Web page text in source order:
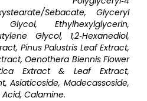
Sebacate, Glyceryl
Ethylhexylglycerin,
Glycol, 1,2‑Hexanediol,
Pinus Palustris Leaf Extract,
Oenothera Biennis Flower
Extract & Leaf Extract,
Asiaticoside, Madecassoside,
Calamine.